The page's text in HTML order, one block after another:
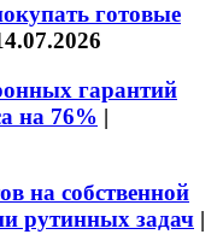
готовые
гарантий
на 76% |
на собственной
рутинных задач |